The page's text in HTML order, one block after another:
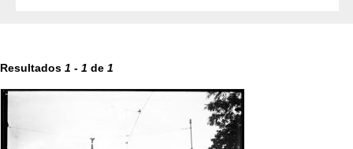
Resultados 1 - 1 de 1